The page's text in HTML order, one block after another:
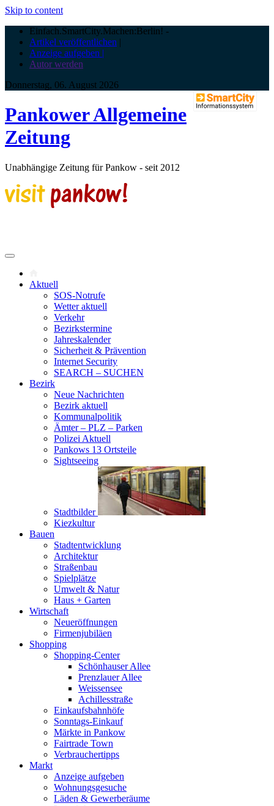
Skip to content
Einfach.SmartCity.Machen:Berlin! -
Artikel veröffentlichen |
Anzeige aufgeben |
Autor werden
Donnerstag, 06. August 2026
Pankower Allgemeine
Zeitung
Unabhängige Zeitung für Pankow - seit 2012
Aktuell
SOS-Notrufe
Wetter aktuell
Verkehr
Bezirkstermine
Jahreskalender
Sicherheit & Prävention
Internet Security
SEARCH – SUCHEN
Bezirk
Neue Nachrichten
Bezirk aktuell
Kommunalpolitik
Ämter – PLZ – Parken
Polizei Aktuell
Pankows 13 Ortsteile
Sightseeing
Stadtbilder
Kiezkultur
Bauen
Stadtentwicklung
Architektur
Straßenbau
Spielplätze
Umwelt & Natur
Haus + Garten
Wirtschaft
Neueröffnungen
Firmenjubiläen
Shopping
Shopping-Center
Schönhauser Allee
Prenzlauer Allee
Weissensee
Achillesstraße
Einkaufsbahnhöfe
Sonntags-Einkauf
Märkte in Pankow
Fairtrade Town
Verbrauchertipps
Markt
Anzeige aufgeben
Wohnungsgesuche
Läden & Gewerberäume